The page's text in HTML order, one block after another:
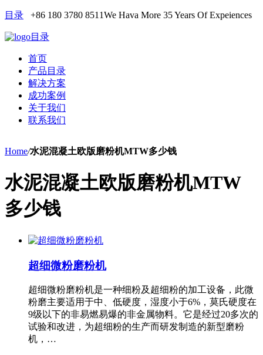
目录 +86 180 3780 8511We Hava More 35 Years Of Expeiences
目录
首页
产品目录
解决方案
成功案例
关于我们
联系我们
Home/水泥混凝土欧版磨粉机MTW多少钱
水泥混凝土欧版磨粉机MTW
多少钱
超细微粉磨粉机
超细微粉磨粉机是一种细粉及超细粉的加工设备，此微
粉磨主要适用于中、低硬度，湿度小于6%，莫氏硬度在
9级以下的非易燃易爆的非金属物料。它是经过20多次的
试验和改进，为超细粉的生产而研发制造的新型磨粉
机，…